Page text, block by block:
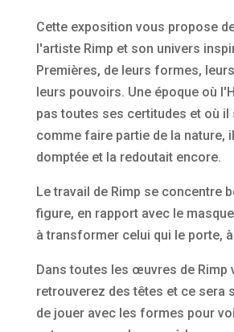
Cette exposition vous propose
l'artiste Rimp et son univers
Premières, de leurs formes,
leurs pouvoirs. Une époque où
pas toutes ses certitudes et où il
comme faire partie de la nature,
domptée et la redoutait encore.
Le travail de Rimp se concentre
figure, en rapport avec le
à transformer celui qui le porte,
Dans toutes les œuvres de Rimp
retrouverez des têtes et ce sera
de jouer avec les formes pour